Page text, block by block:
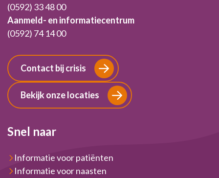
(0592) 33 48 00
Aanmeld- en informatiecentrum
(0592) 74 14 00
Contact bij crisis
Bekijk onze locaties
Snel naar
Informatie voor patiënten
Informatie voor naasten